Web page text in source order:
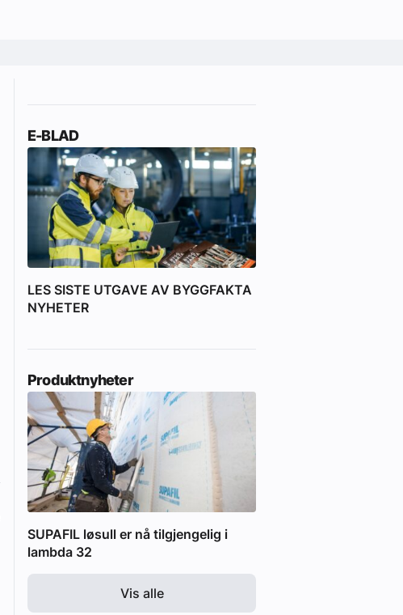
E-BLAD
LES SISTE UTGAVE AV BYGGFAKTA
NYHETER
Produktnyheter
SUPAFIL løsull er nå tilgjengelig i
lambda 32
Vis alle